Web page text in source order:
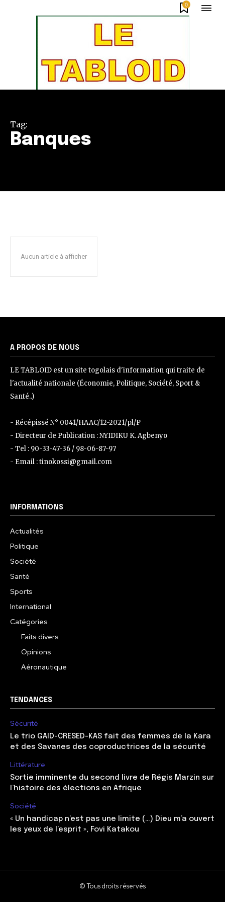
0
Tag:
Banques
Aucun article à afficher
A PROPOS DE NOUS
LE TABLOID est un site togolais d'information qui traite de
l'actualité nationale (Économie, Politique, Société, Sport &
Santé..)
- Récépissé N° 0041/HAAC/12-2021/pl/P
- Directeur de Publication : NYIDIKU K. Agbenyo
- Tel : 90-33-47-36 / 98-06-87-97
- Email : tinokossi@gmail.com
INFORMATIONS
Actualités
Politique
Société
Santé
Sports
International
Catégories
Faits divers
Opinions
Aéronautique
TENDANCES
Sécurité
Le trio GAID-CRESED-KAS fait des femmes de la Kara
et des Savanes des coproductrices de la sécurité
Littérature
Sortie imminente du second livre de Régis Marzin sur
l’histoire des élections en Afrique
Société
« Un handicap n’est pas une limite (…) Dieu m’a ouvert
les yeux de l’esprit », Fovi Katakou
© Tous droits réservés